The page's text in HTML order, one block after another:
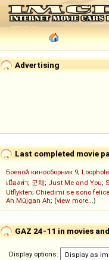
Advertising
Last completed movie
Боевой киносборник 9; Loophole
เมืองล่า; 군체; Just Me and You;
Utflykten; Chiedimi se sono felice
Ah Müjgan Ah; (view more...)
GAZ 24-11 in movies
Display options: